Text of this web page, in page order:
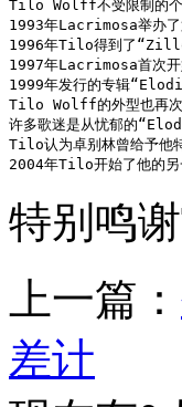
Tilo Wolff不受限制的个
1993年Lacrimosa举办了
1996年Tilo得到了
1997年Lacrimosa首次开
1999年发行的专辑
Tilo Wolff的外型也再次
许多歌迷是从忧郁的
Tilo认为卓别林曾给予他
2004年Tilo开始了他的另
特别鸣
上一篇：
差计